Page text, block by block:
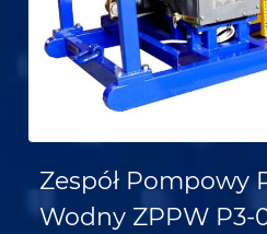
Zespół Pompowy
Wodny ZPPW P3-